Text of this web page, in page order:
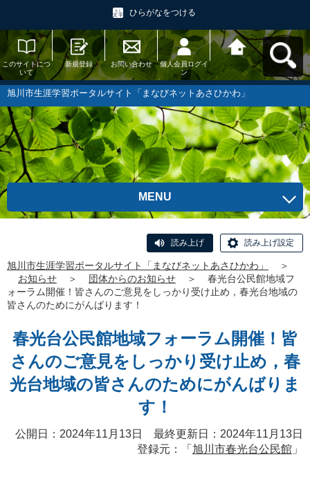
ひらがなをつける
このサイトにつ
いて
新規登録 お問い合わせ
個人会員ログイ
ン
旭川市生涯学習
ポータルサイト
「まなびネット
あさひかわ」へ
戻る
旭川市生涯学習ポータルサイト「まなびネットあさひかわ」
MENU
読み上げ 読み上げ設定
旭川市生涯学習ポータルサイト「まなびネットあさひかわ」
＞
お知らせ
＞ 団体からのお知らせ ＞
春光台公民館地域フ
ォーラム開催！皆さんのご意見をしっかり受け止め，春光台地域の
皆さんのためにがんばります！
春光台公民館地域フォーラム開催！皆
さんのご意見をしっかり受け止め，春
光台地域の皆さんのためにがんばりま
す！
公開日：2024年11月13日 最終更新日：2024年11月13日
登録元：「 旭川市春光台公民館 」